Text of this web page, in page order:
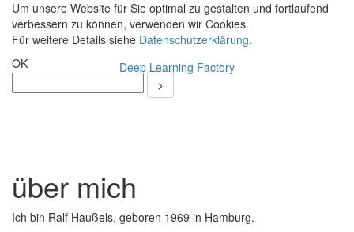
Um unsere Website für Sie optimal zu gestalten und fortlaufend
verbessern zu können, verwenden wir Cookies.
Für weitere Details siehe Datenschutzerklärung.
OK
Deep Learning Factory
über mich
Ich bin Ralf Haußels, geboren 1969 in Hamburg.